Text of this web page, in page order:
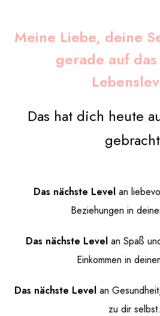
Meine Liebe, deine
gerade auf
Das hat dich heute
Das nächste Levelan
Beziehungen in
Das nächste Levelan Spaß
Einkommen in
Das nächste Levelan
zu dir selbst.